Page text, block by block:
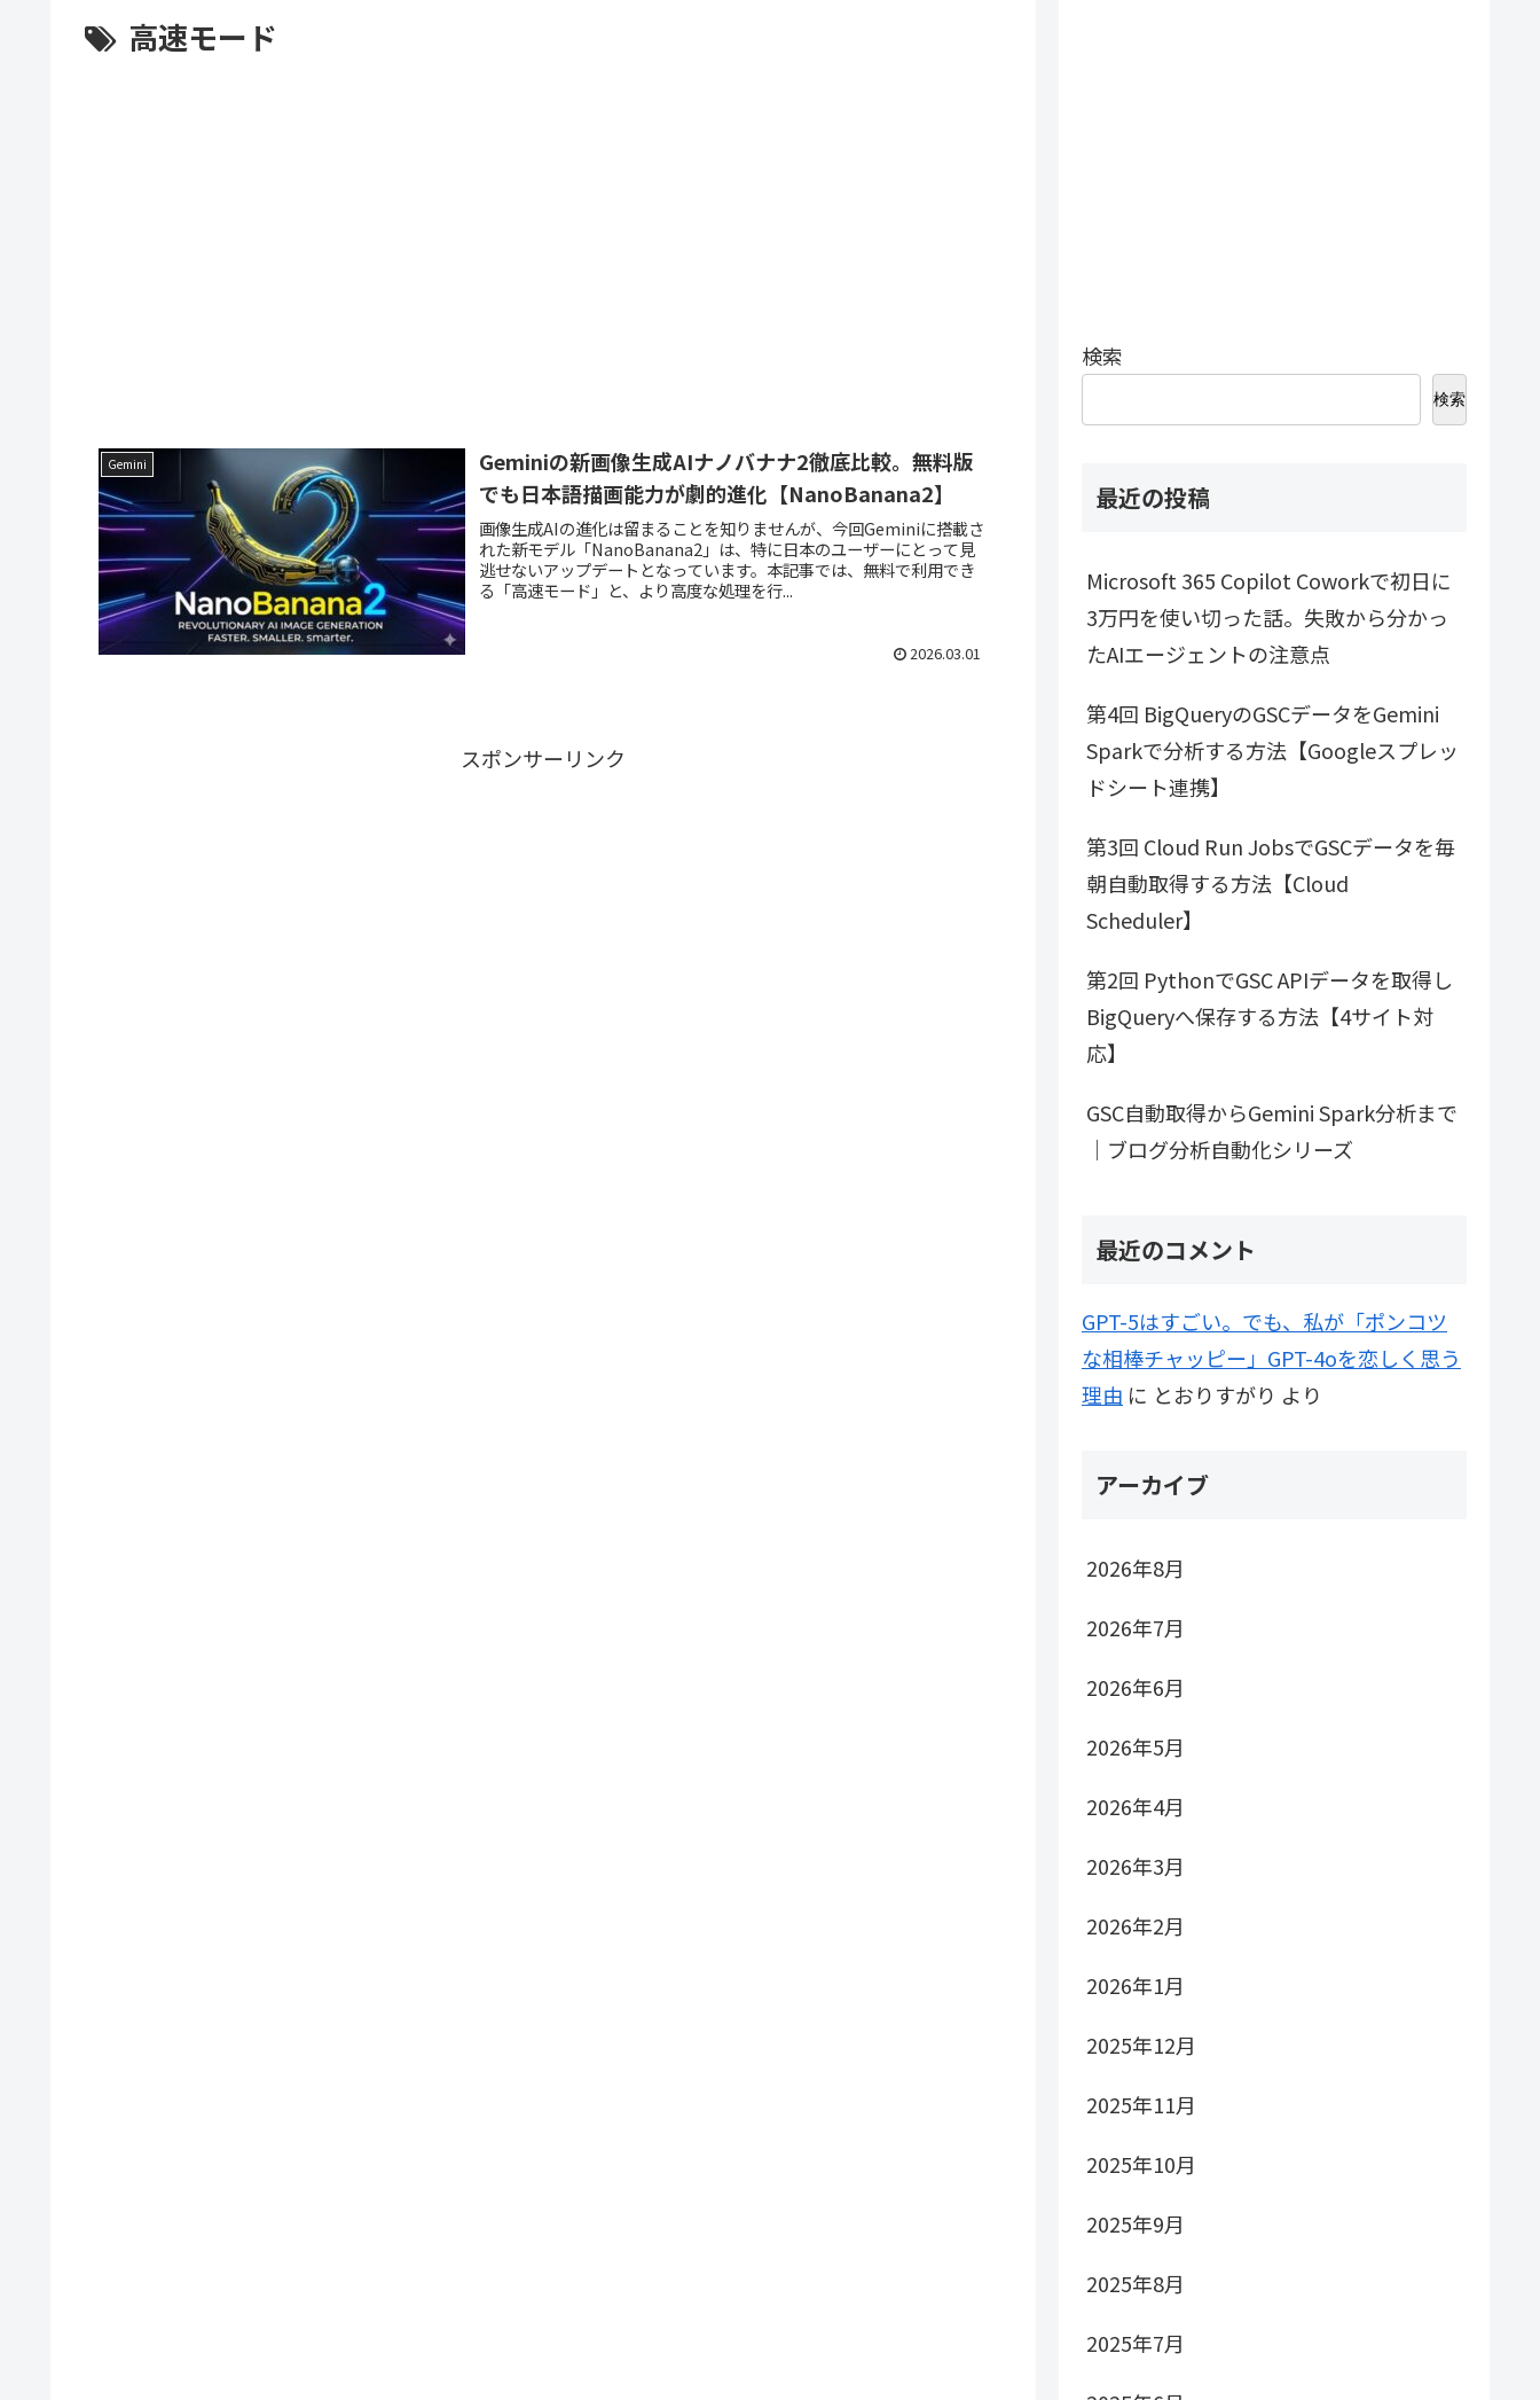
高速モード
Gemini
Geminiの新画像生成AIナノバナナ2徹底比較。無料版
でも日本語描画能力が劇的進化【NanoBanana2】
画像生成AIの進化は留まることを知りませんが、今回Geminiに搭載さ
れた新モデル「NanoBanana2」は、特に日本のユーザーにとって見
逃せないアップデートとなっています。本記事では、無料で利用でき
る「高速モード」と、より高度な処理を行...
2026.03.01
スポンサーリンク
検索
検索
最近の投稿
Microsoft 365 Copilot Coworkで初日に
3万円を使い切った話。失敗から分かっ
たAIエージェントの注意点
第4回 BigQueryのGSCデータをGemini
Sparkで分析する方法【Googleスプレッ
ドシート連携】
第3回 Cloud Run JobsでGSCデータを毎
朝自動取得する方法【Cloud
Scheduler】
第2回 PythonでGSC APIデータを取得し
BigQueryへ保存する方法【4サイト対
応】
GSC自動取得からGemini Spark分析まで
｜ブログ分析自動化シリーズ
最近のコメント
GPT-5はすごい。でも、私が「ポンコツ
な相棒チャッピー」GPT-4oを恋しく思う
理由 に とおりすがり より
アーカイブ
2026年8月
2026年7月
2026年6月
2026年5月
2026年4月
2026年3月
2026年2月
2026年1月
2025年12月
2025年11月
2025年10月
2025年9月
2025年8月
2025年7月